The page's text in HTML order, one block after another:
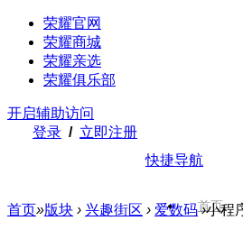
荣耀官网
荣耀商城
荣耀亲选
荣耀俱乐部
开启辅助访问
登录 / 立即注册
快捷导航
首页
首页»版块 › 兴趣街区 › 爱数码 ›小程